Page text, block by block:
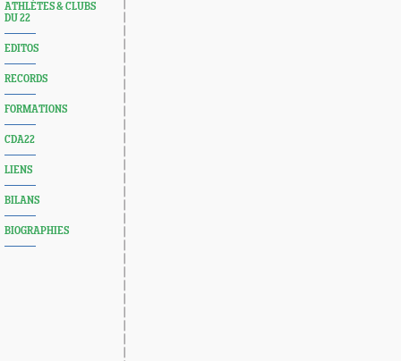
ATHLÈTES & CLUBS
DU 22
EDITOS
RECORDS
FORMATIONS
CDA22
LIENS
BILANS
BIOGRAPHIES